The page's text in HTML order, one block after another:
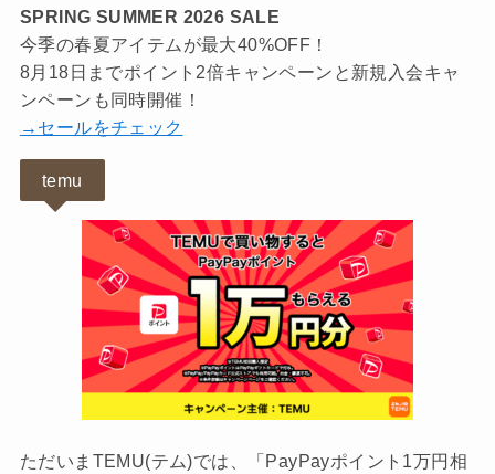
SPRING SUMMER 2026 SALE
今季の春夏アイテムが最大40%OFF！
8月18日までポイント2倍キャンペーンと新規入会キャ
ンペーンも同時開催！
→セールをチェック
temu
ただいまTEMU(テム)では、「PayPayポイント1万円相